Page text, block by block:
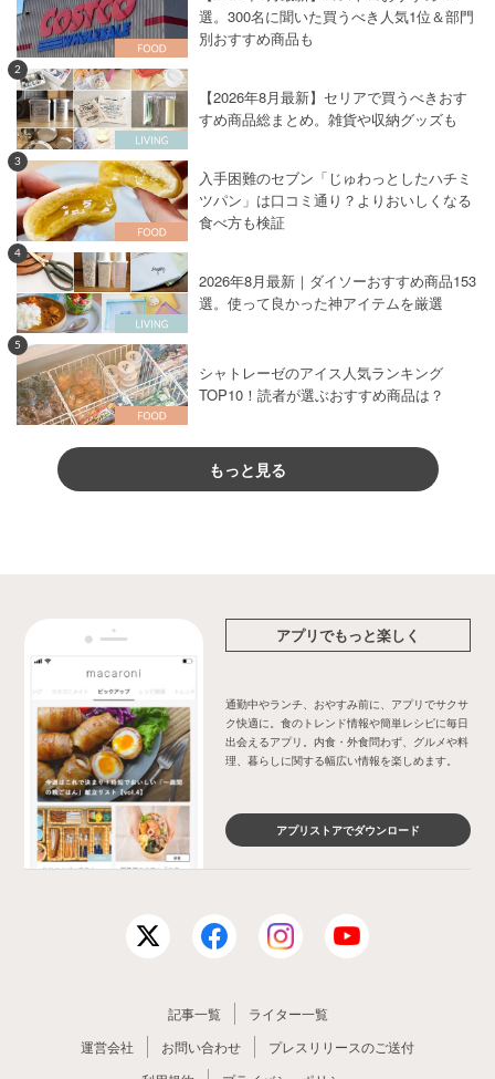
選。300名に聞いた買うべき人気1位＆部門
別おすすめ商品も
2
【2026年8月最新】セリアで買うべきおす
すめ商品総まとめ。雑貨や収納グッズも
3
入手困難のセブン「じゅわっとしたハチミ
ツパン」は口コミ通り？よりおいしくなる
食べ方も検証
4
2026年8月最新｜ダイソーおすすめ商品153
選。使って良かった神アイテムを厳選
5
シャトレーゼのアイス人気ランキング
TOP10！読者が選ぶおすすめ商品は？
もっと見る
アプリでもっと楽しく
通勤中やランチ、おやすみ前に、アプリでサクサ
ク快適に。食のトレンド情報や簡単レシピに毎日
出会えるアプリ。内食・外食問わず、グルメや料
理、暮らしに関する幅広い情報を楽しめます。
アプリストアでダウンロード
記事一覧
ライター一覧
運営会社
お問い合わせ
プレスリリースのご送付